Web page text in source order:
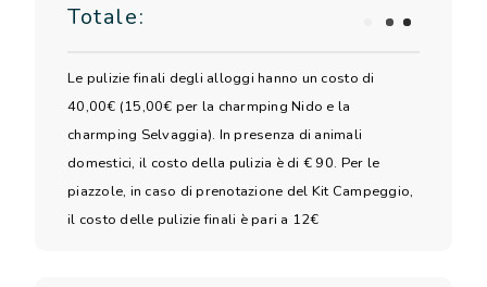
Totale:
Le pulizie finali degli alloggi hanno un costo di
40,00€ (15,00€ per la charmping Nido e la
charmping Selvaggia). In presenza di animali
domestici, il costo della pulizia è di € 90. Per le
piazzole, in caso di prenotazione del Kit Campeggio,
il costo delle pulizie finali è pari a 12€